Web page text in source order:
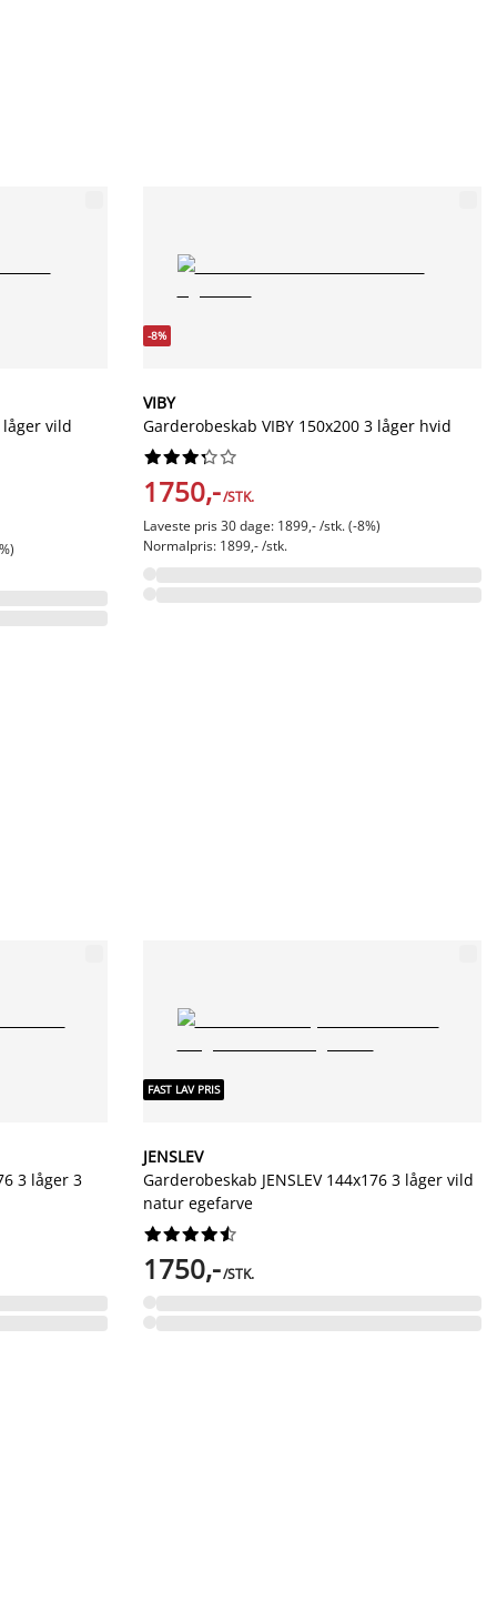
låger vild
-8%
VIBY
Garderobeskab VIBY 150x200 3 låger hvid






1750,-/STK.
Laveste pris 30 dage: 1899,- /stk. (-8%)
Normalpris: 1899,- /stk.
3 låger 3
FAST LAV PRIS
JENSLEV
Garderobeskab JENSLEV 144x176 3 låger vild
natur egefarve






1750,-/STK.